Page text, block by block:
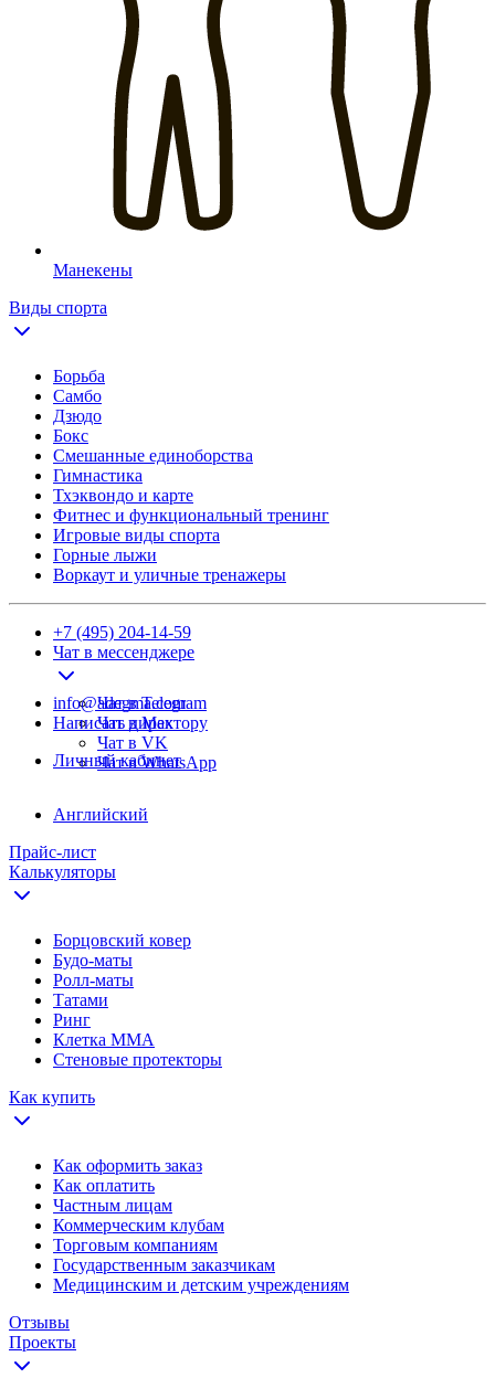
Манекены
Виды спорта
Борьба
Самбо
Дзюдо
Бокс
Смешанные единоборства
Гимнастика
Тхэквондо и карте
Фитнес и функциональный тренинг
Игровые виды спорта
Горные лыжи
Воркаут и уличные тренажеры
+7 (495) 204-14-59
Чат в мессенджере
Чат в Telegram
Чат в Max
Чат в VK
Чат в WhatsApp
info@adegma.com
Написать директору
Личный кабинет
Английский
Прайс-лист
Калькуляторы
Борцовский ковер
Будо-маты
Ролл-маты
Татами
Ринг
Клетка ММА
Стеновые протекторы
Как купить
Как оформить заказ
Как оплатить
Частным лицам
Коммерческим клубам
Торговым компаниям
Государственным заказчикам
Медицинским и детским учреждениям
Отзывы
Проекты